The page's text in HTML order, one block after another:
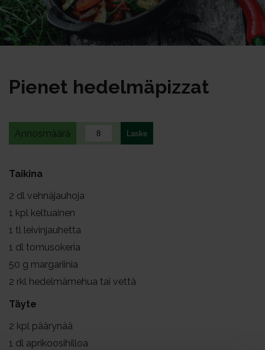
Pie­net he­del­mä­piz­zat
Annosmäärä
Taikina
2 dl vehnäjauhoja
1 kpl keltuainen
1 tl leivinjauhetta
1 dl tomusokeria
50 g margariinia
2 rkl hedelmämehua tai vettä
Täyte
2 kpl päärynää
1 dl aprikoosihilloa